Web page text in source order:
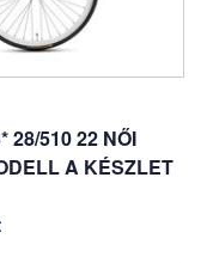
28/510 22 NŐI
A KÉSZLET